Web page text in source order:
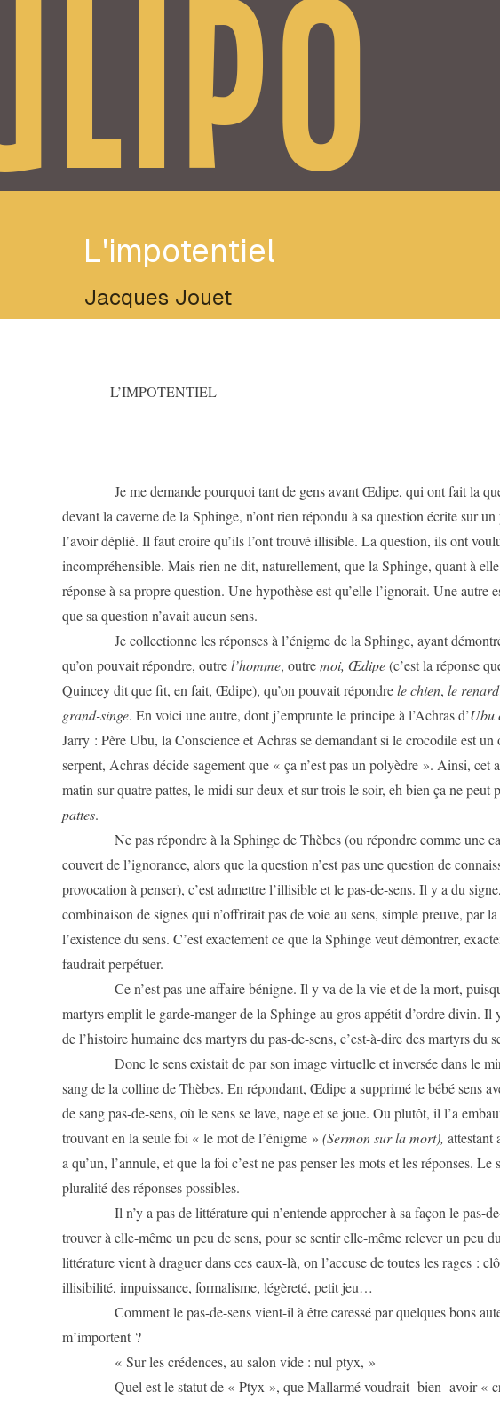
L'impotentiel
Jacques Jouet
L’IMPOTENTIEL
Je me demande pourquoi tant de gens avant Œdipe, qui ont fait la
devant la caverne de la Sphinge, n’ont rien répondu à sa question écrite sur
l’avoir déplié. Il faut croire qu’ils l’ont trouvé illisible. La question, ils ont
incompréhensible. Mais rien ne dit, naturellement, que la Sphinge, quant à
réponse à sa propre question. Une hypothèse est qu’elle l’ignorait. Une autre
que sa question n’avait aucun sens.
Je collectionne les réponses à l’énigme de la Sphinge, ayant
qu’on pouvait répondre, outrel’homme, outremoi, Œdipe(c’est la réponse
Quincey dit que fit, en fait, Œdipe), qu’on pouvait répondrele chien, le renard
grand-singe. En voici une autre, dont j’emprunte le principe à l’Achras d’Ubu
Jarry : Père Ubu, la Conscience et Achras se demandant si le crocodile est un
serpent, Achras décide sagement que « ça n’est pas un polyèdre ». Ainsi, cet
matin sur quatre pattes, le midi sur deux et sur trois le soir, eh bien ça ne peut
pattes.
Ne pas répondre à la Sphinge de Thèbes (ou répondre comme une
couvert de l’ignorance, alors que la question n’est pas une question de
provocation à penser), c’est admettre l’illisible et le pas-de-sens. Il y a du
combinaison de signes qui n’offrirait pas de voie au sens, simple preuve, par
l’existence du sens. C’est exactement ce que la Sphinge veut démontrer,
faudrait perpétuer.
Ce n’est pas une affaire bénigne. Il y va de la vie et de la mort,
martyrs emplit le garde-manger de la Sphinge au gros appétit d’ordre divin. Il
de l’histoire humaine des martyrs du pas-de-sens, c’est-à-dire des martyrs du
Donc le sens existait de par son image virtuelle et inversée dans le
sang de la colline de Thèbes. En répondant, Œdipe a supprimé le bébé sens
de sang pas-de-sens, où le sens se lave, nage et se joue. Ou plutôt, il l’a
trouvant en la seule foi « le mot de l’énigme » (Sermon sur la mort), attestant
a qu’un, l’annule, et que la foi c’est ne pas penser les mots et les réponses. Le
pluralité des réponses possibles.
Il n’y a pas de littérature qui n’entende approcher à sa façon le pas-
trouver à elle-même un peu de sens, pour se sentir elle-même relever un peu
littérature vient à draguer dans ces eaux-là, on l’accuse de toutes les rages :
illisibilité, impuissance, formalisme, légèreté, petit jeu…
Comment le pas-de-sens vient-il à être caressé par quelques bons
m’importent ?
« Sur les crédences, au salon vide : nul ptyx, »
Quel est le statut de « Ptyx », que Mallarmé voudrait bien avoir «